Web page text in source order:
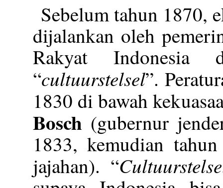
Sebelum tahun 1870,
dijalankan oleh
Rakyat Indonesia
“cultuurstelsel”.
1830 di bawah
Bosch (gubernur
1833, kemudian
jajahan). “